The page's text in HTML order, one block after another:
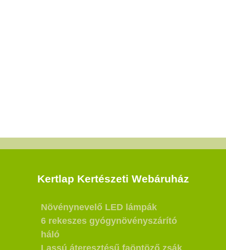
Kertlap Kertészeti Webáruház
Növénynevelő LED lámpák
6 rekeszes gyógynövényszárító
háló
Lassú áteresztésű faöntöző zsák